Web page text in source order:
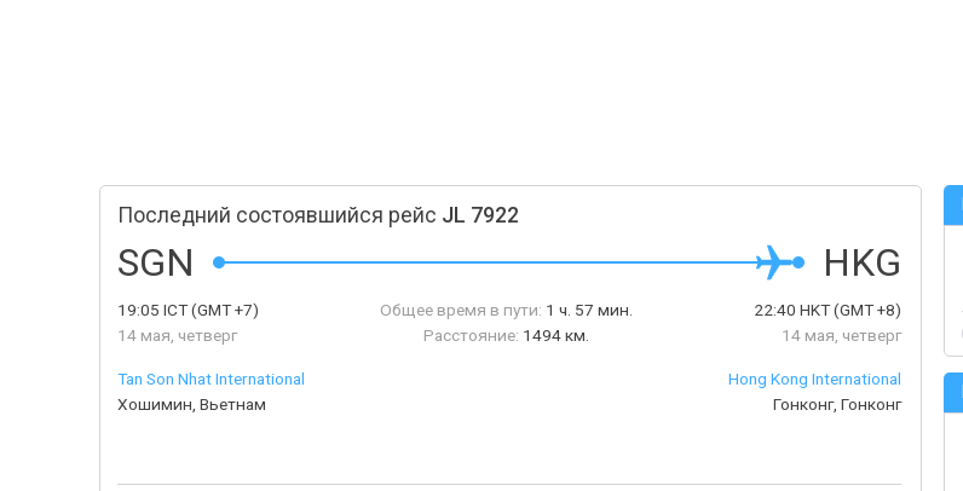
Последний состоявшийся рейс JL 7922
SGN HKG
19:05 ICT(GMT +7)
14 мая, четверг
Общее время в пути: 1 ч. 57 мин.
Расстояние: 1494 км.
22:40HKT(GMT +8)
14 мая, четверг
Tan Son Nhat International
Хошимин, Вьетнам
Hong Kong International
Гонконг, Гонконг